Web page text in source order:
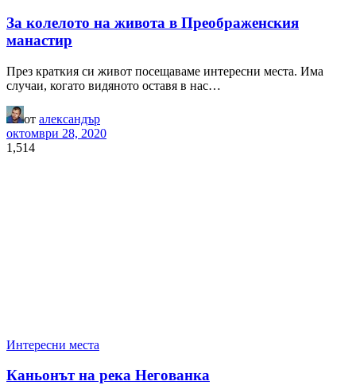
За колелото на живота в Преображенския
манастир
През краткия си живот посещаваме интересни места. Има
случаи, когато видяното оставя в нас…
от александър
октомври 28, 2020
1,514
Интересни места
Каньонът на река Негованка